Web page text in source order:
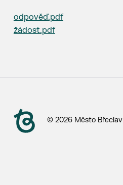
odpověď.pdf
žádost.pdf
© 2026 Město Břeclav